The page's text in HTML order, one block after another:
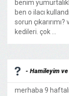
benim
ben o ilacı
sorun
kedileri. çok ...
- Hamileyim ve
merhaba 9